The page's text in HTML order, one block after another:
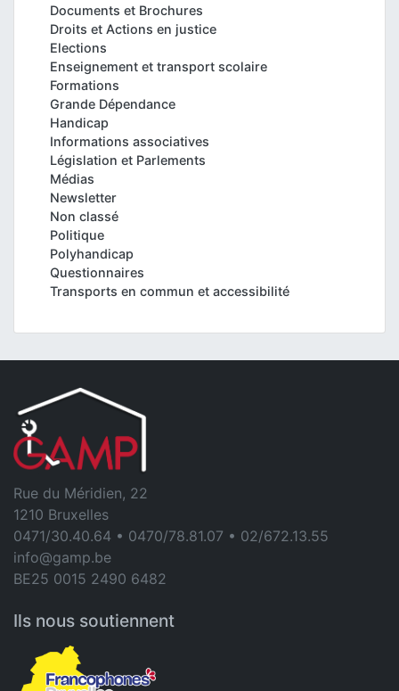
Documents et Brochures
Droits et Actions en justice
Elections
Enseignement et transport scolaire
Formations
Grande Dépendance
Handicap
Informations associatives
Législation et Parlements
Médias
Newsletter
Non classé
Politique
Polyhandicap
Questionnaires
Transports en commun et accessibilité
Rue du Méridien, 22
1210 Bruxelles
0471/30.40.64 • 0470/78.81.07 • 02/672.13.55
info@gamp.be
BE25 0015 2490 6482
Ils nous soutiennent